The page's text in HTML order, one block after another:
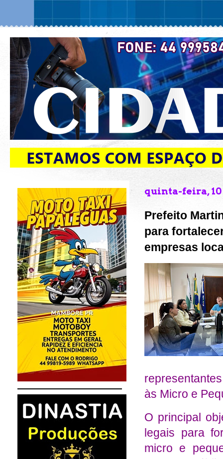
quinta-feira, 10
Prefeito
para
empresas
às Micro e
O principal
legais para
micro e